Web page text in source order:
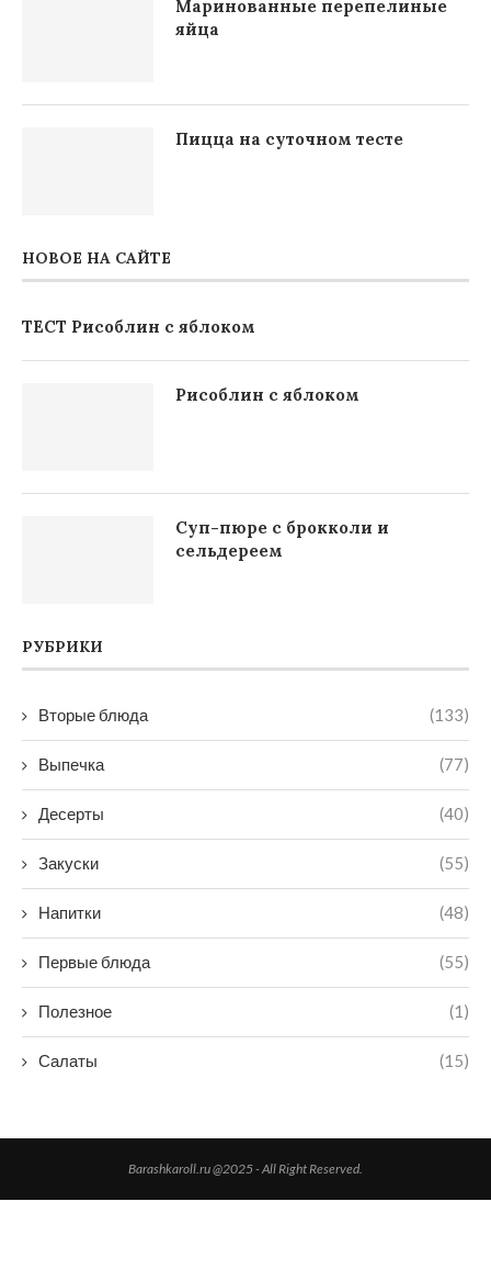
Маринованные перепелиные
яйца
Пицца на суточном тесте
НОВОЕ НА САЙТЕ
ТЕСТ Рисоблин с яблоком
Рисоблин с яблоком
Суп-пюре с брокколи и
сельдереем
РУБРИКИ
Вторые блюда (133)
Выпечка (77)
Десерты (40)
Закуски (55)
Напитки (48)
Первые блюда (55)
Полезное (1)
Салаты (15)
Barashkaroll.ru @2025 - All Right Reserved.